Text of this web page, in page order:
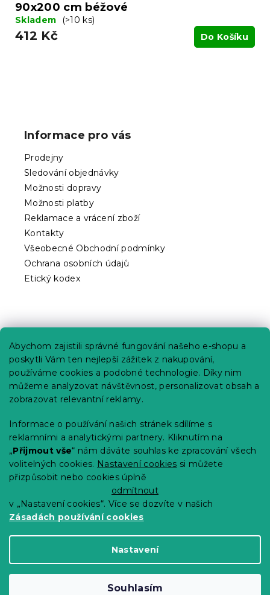
Abychom zajistili správné fungování našeho e-shopu a
poskytli Vám ten nejlepší zážitek z nakupování,
používáme cookies a podobné technologie. Díky nim
můžeme analyzovat návštěvnost, personalizovat obsah a
zobrazovat relevantní reklamy.
Informace o používání našich stránek sdílíme s
reklamními a analytickými partnery. Kliknutím na
„Přijmout vše“ nám dáváte souhlas ke zpracování všech
volitelných cookies. Nastavení cookies si můžete
přizpůsobit nebo cookies úplně
odmítnout
v „Nastavení cookies“. Více se dozvíte v našich
Zásadách používání cookies
Nastavení
Souhlasím
90x200 cm béžové
Skladem (>10 ks)
412 Kč Do Košíku
Informace pro vás
Prodejny
Sledování objednávky
Možnosti dopravy
Možnosti platby
Reklamace a vrácení zboží
Kontakty
Všeobecné Obchodní podmínky
Ochrana osobních údajů
Etický kodex
Kariéra
Poptávky a B2B spolupráce
Proč se u nás registrovat?
Věrnostní program - Sleva až 10 %
Návody
Tabulky velikostí
Blog
Copyright 2026Výprodej povlečení. Všechna
práva vyhrazena.Upravit nastavení cookies